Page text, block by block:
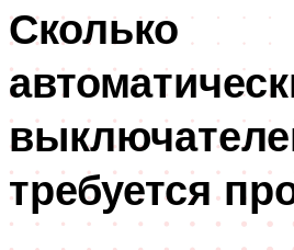
Сколько
требуется